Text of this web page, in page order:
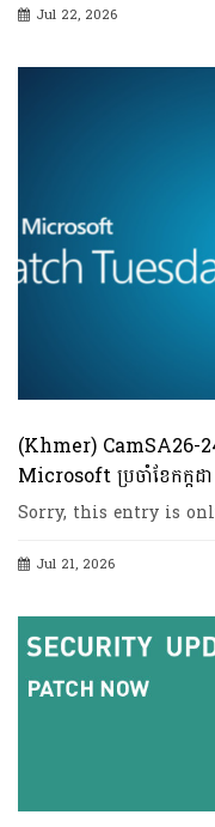
Jul 22, 2026
(Khmer)
Microsoft ប្រចាំខែកក្កដ
Sorry, this entry is
Jul 21, 2026